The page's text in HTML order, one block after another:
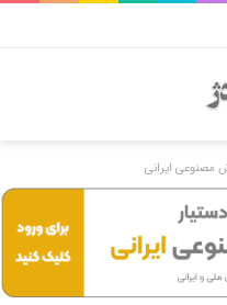
مصنوعی ایرانی